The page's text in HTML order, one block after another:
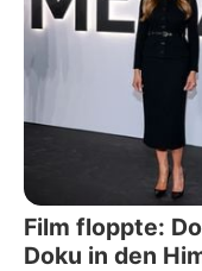
Film floppte:
Doku in den